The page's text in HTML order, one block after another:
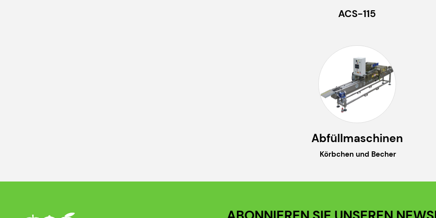
ACS-115
Abfüllmaschinen
Körbchen und Becher